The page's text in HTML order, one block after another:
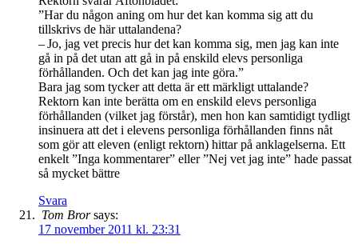
”Har du någon aning om hur det kan komma sig att du
tillskrivs de här uttalandena?
– Jo, jag vet precis hur det kan komma sig, men jag kan inte
gå in på det utan att gå in på enskild elevs personliga
förhållanden. Och det kan jag inte göra.”
Bara jag som tycker att detta är ett märkligt uttalande?
Rektorn kan inte berätta om en enskild elevs personliga
förhållanden (vilket jag förstår), men hon kan samtidigt tydligt
insinuera att det i elevens personliga förhållanden finns nåt
som gör att eleven (enligt rektorn) hittar på anklagelserna. Ett
enkelt ”Inga kommentarer” eller ”Nej vet jag inte” hade passat
så mycket bättre
Svara
Tom Bror says:
17 november 2011 kl. 23:31